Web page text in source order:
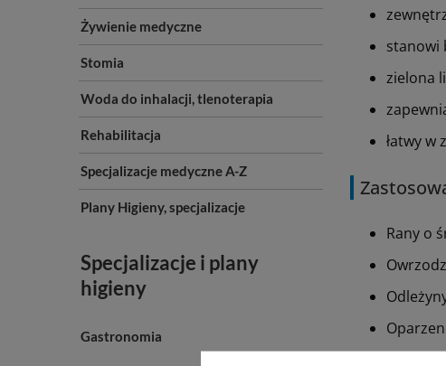
Żywienie medyczne
Stomia
Woda do inhalacji, tlenoterapia
Rehabilitacja
Specjalizacje medyczne A-Z
Plany Higieny, specjalizacje
Specjalizacje i plany
higieny
Gastronomia
stanowi
zielona
łatwy w
Rany o